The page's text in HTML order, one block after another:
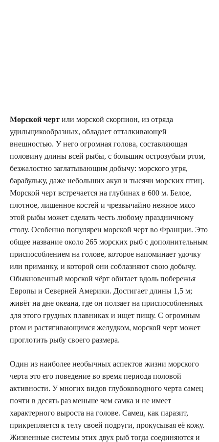
Морской черт или морской скорпион, из отряда
удильщикообразных, обладает отталкивающей
внешностью. У него огромная голова, составляющая
половину длины всей рыбы, с большим острозубым ртом,
безжалостно заглатывающим добычу: морского угря,
барабульку, даже небольших акул и тысячи морских птиц.
Морской черт встречается на глубинах в 600 м. Белое,
плотное, лишенное костей и чрезвычайно нежное мясо
этой рыбы может сделать честь любому праздничному
столу. Особенно популярен морской черт во Франции. Это
общее название около 265 морских рыб с дополнительным
приспособлением на голове, которое напоминает удочку
или приманку, и которой они соблазняют свою добычу.
Обыкновенный морской чёрт обитает вдоль побережья
Европы и Северней Америки. Достигает длины 1,5 м;
живёт на дне океана, где он ползает на приспособленных
для этого грудных плавниках и ищет пищу. С огромным
ртом и растягивающимся желудком, морской черт может
проглотить рыбу своего размера.
Один из наиболее необычных аспектов жизни морского
черта это его поведение во время периода половой
активности. У многих видов глубоководного черта самец
почти в десять раз меньше чем самка и не имеет
характерного выроста на голове. Самец, как паразит,
прикрепляется к телу своей подруги, прокусывая её кожу.
Жизненные системы этих двух рыб тогда соединяются и